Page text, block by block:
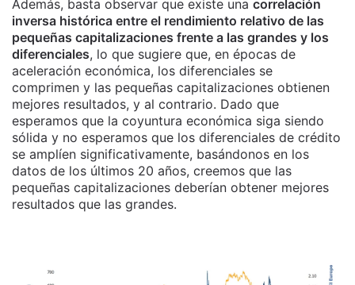
Además, basta observar que existe una correlación
inversa histórica entre el rendimiento relativo de las
pequeñas capitalizaciones frente a las grandes y los
diferenciales, lo que sugiere que, en épocas de
aceleración económica, los diferenciales se
comprimen y las pequeñas capitalizaciones obtienen
mejores resultados, y al contrario. Dado que
esperamos que la coyuntura económica siga siendo
sólida y no esperamos que los diferenciales de crédito
se amplíen significativamente, basándonos en los
datos de los últimos 20 años, creemos que las
pequeñas capitalizaciones deberían obtener mejores
resultados que las grandes.